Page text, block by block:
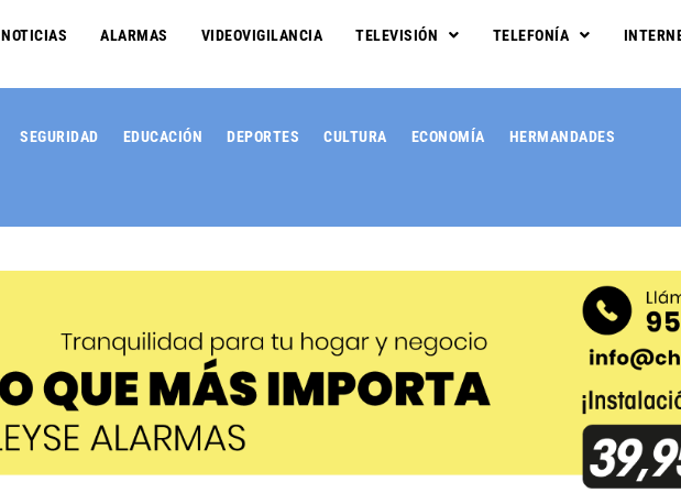
NOTICIAS ALARMAS VIDEOVIGILANCIA TELEVISIÓN TELEFONÍA
SEGURIDAD EDUCACIÓN DEPORTES CULTURA ECONOMÍA HERMANDADES